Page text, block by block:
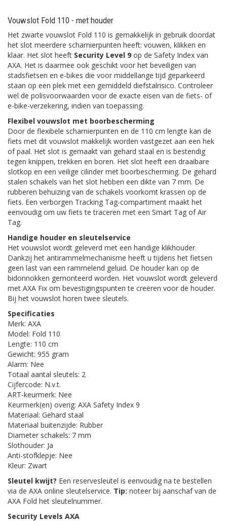
Vouwslot Fold 110 - met houder
Het zwarte vouwslot Fold 110 is gemakkelijk in gebruik doordat
het slot meerdere scharnierpunten heeft: vouwen, klikken en
klaar. Het slot heeft Security Level 9 op de Safety Index van
AXA. Het is daarmee ook geschikt voor het beveiligen van
stadsfietsen en e-bikes die voor middellange tijd geparkeerd
staan op een plek met een gemiddeld diefstalrisico. Controleer
wel de polisvoorwaarden voor de exacte eisen van de fiets- of
e-bike-verzekering, indien van toepassing.
Flexibel vouwslot met boorbescherming
Door de flexibele scharnierpunten en de 110 cm lengte kan de
fiets met dit vouwslot makkelijk worden vastgezet aan een hek
of paal. Het slot is gemaakt van gehard staal en is bestendig
tegen knippen, trekken en boren. Het slot heeft een draaibare
slotkop en een veilige cilinder met boorbescherming. De gehard
stalen schakels van het slot hebben een dikte van 7 mm. De
rubberen behuizing van de schakels voorkomt krassen op de
fiets. Een verborgen Tracking Tag‑compartiment maakt het
eenvoudig om uw fiets te traceren met een Smart Tag of Air
Tag.
Handige houder en sleutelservice
Het vouwslot wordt geleverd met een handige klikhouder.
Dankzij het antirammelmechanisme heeft u tijdens het fietsen
geen last van een rammelend geluid. De houder kan op de
bidonnokken gemonteerd worden. Het vouwslot wordt geleverd
met AXA Fix om bevestigingspunten te creëren voor de houder.
Bij het vouwslot horen twee sleutels.
Specificaties
Merk: AXA
Model: Fold 110
Lengte: 110 cm
Gewicht: 955 gram
Alarm: Nee
Totaal aantal sleutels: 2
Cijfercode: N.v.t.
ART-keurmerk: Nee
Keurmerk(en) overig: AXA Safety Index 9
Materiaal: Gehard staal
Materiaal buitenzijde: Rubber
Diameter schakels: 7 mm
Slothouder: Ja
Anti-stofklepje: Nee
Kleur: Zwart
Sleutel kwijt? Een reservesleutel is eenvoudig na te bestellen
via de AXA online sleutelservice. Tip: noteer bij aanschaf van de
AXA Fold het sleutelnummer.
Security Levels AXA